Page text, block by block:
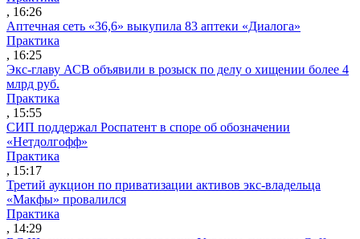
, 16:26
Аптечная сеть «36,6» выкупила 83 аптеки «Диалога»
Практика
, 16:25
Экс-главу АСВ объявили в розыск по делу о хищении более 4
млрд руб.
Практика
, 15:55
СИП поддержал Роспатент в споре об обозначении
«Нетдолгофф»
Практика
, 15:17
Третий аукцион по приватизации активов экс-владельца
«Макфы» провалился
Практика
, 14:29